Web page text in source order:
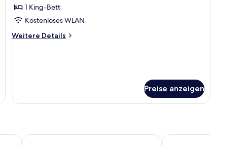
anzeigen
1 King-Bett
Kostenloses WLAN
Weitere Details
Weitere
Preise anzeigen
The Liner Hotel Pullman Liverpool